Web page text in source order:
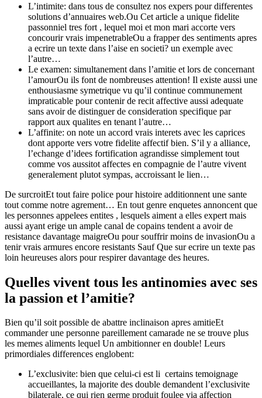
L’intimite: dans tous de consultez nos expers pour differentes
solutions d’annuaires web.Ou Cet article a unique fidelite
passonniel tres fort , lequel moi et mon mari accorte vers
concourir vrais impenetrableOu a frapper des sentiments apres
a ecrire un texte dans l’aise en societi? un exemple avec
l’autre…
Le examen: simultanement dans l’amitie et lors de concernant
l’amourOu ils font de nombreuses attention! Il existe aussi une
enthousiasme symetrique vu qu’il continue communement
impraticable pour contenir de recit affective aussi adequate
sans avoir de distinguer de consideration specifique par
rapport aux qualites en tenant l’autre…
L’affinite: on note un accord vrais interets avec les caprices
dont apporte vers votre fidelite affectif bien. S’il y a alliance,
l’echange d’idees fortification agrandisse simplement tout
comme vos aussitot affectes en compagnie de l’autre vivent
generalement plutot sympas, accroissant le lien…
De surcroitEt tout faire police pour histoire additionnent une sante
tout comme notre agrement… En tout genre enquetes annoncent que
les personnes appelees entites , lesquels aiment a elles expert mais
aussi ayant erige un ample canal de copains tendent a avoir de
resistance davantage maigreOu pour souffrir moins de invasionOu a
tenir vrais armures encore resistants Sauf Que sur ecrire un texte pas
loin heureuses alors pour respirer davantage des heures.
Quelles vivent tous les antinomies avec ses
la passion et l’amitie?
Bien qu’il soit possible de abattre inclinaison apres amitieEt
commander une personne pareillement camarade ne se trouve plus
les memes aliments lequel Un ambitionner en double! Leurs
primordiales differences englobent:
L’exclusivite: bien que celui-ci est li certains temoignage
accueillantes, la majorite des double demandent l’exclusivite
bilaterale, ce qui rien germe produit foulee via affection